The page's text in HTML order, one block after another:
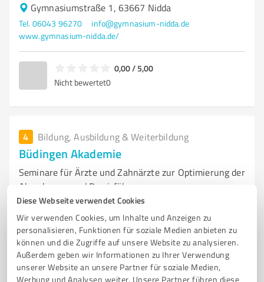
Diese Webseite verwendet Cookies
Wir verwenden Cookies, um Inhalte und Anzeigen zu
personalisieren, Funktionen für soziale Medien anbieten zu
können und die Zugriffe auf unsere Website zu analysieren.
Außerdem geben wir Informationen zu Ihrer Verwendung
unserer Website an unsere Partner für soziale Medien,
Werbung und Analysen weiter. Unsere Partner führen diese
Gymnasiumstraße 1, 63667 Nidda
Tel. 06043 96270
info@gymnasium-nidda.de
www.gymnasium-nidda.de/
0,00 / 5,00
Nicht bewertet0
4 Bildung, Ausbildung & Weiterbildung
Büdingen Akademie
Seminare für Ärzte und Zahnärzte zur Optimierung der
Abrechnung und Praxisführun
PRIVATLIQUIDATION PRAXISMANAGEMENT
EFFIZIENZ MEDIZINISCHE WEITERBILDUNG BÜDINGEN
Gymnasiumstraße 18, 63654 Büdingen